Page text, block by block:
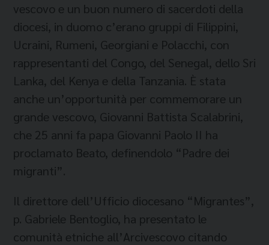
vescovo e un buon numero di sacerdoti della
diocesi, in duomo c’erano gruppi di Filippini,
Ucraini, Rumeni, Georgiani e Polacchi, con
rappresentanti del Congo, del Senegal, dello Sri
Lanka, del Kenya e della Tanzania. È stata
anche un’opportunità per commemorare un
grande vescovo, Giovanni Battista Scalabrini,
che 25 anni fa papa Giovanni Paolo II ha
proclamato Beato, definendolo “Padre dei
migranti”.
Il direttore dell’Ufficio diocesano “Migrantes”,
p. Gabriele Bentoglio, ha presentato le
comunità etniche all’Arcivescovo citando